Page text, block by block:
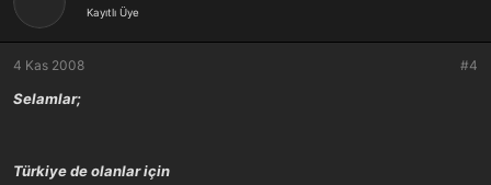
Kayıtlı Üye
4 Kas 2008 #4
Selamlar;
Türkiye de olanlar için